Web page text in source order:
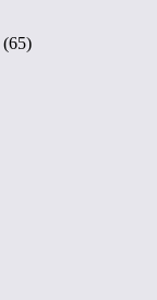
(65)